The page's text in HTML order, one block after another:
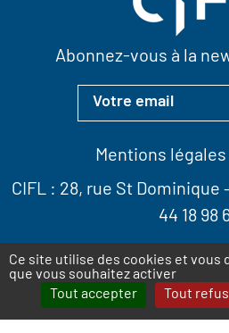
Ce site utilise des cookies et vous
que vous souhaitez activer
Tout accepter
Tout
Abonnez-vous à la
Mentions légales
CIFL : 28, rue St Dominique
44 18 98